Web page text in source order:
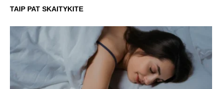
TAIP PAT SKAITYKITE